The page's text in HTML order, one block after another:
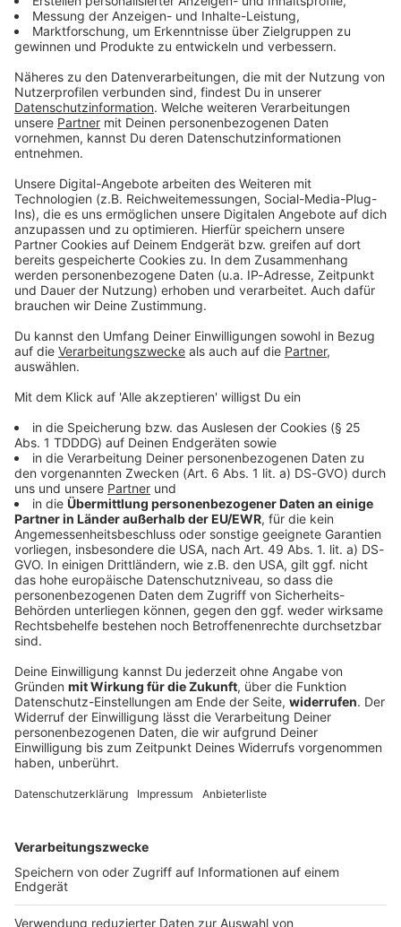
Du möchtest uns etwas sagen?
Kontaktformular
Sprachnachricht
© dpa-infocom, dpa:260116-930-553485/3
DAS KÖNNTE DICH AUCH INTERESSIEREN
Welt
zu streng
Vor einem Jahr setzte die Regierung ein Stoppsignal
an Menschen, die zu einem Angehörigen mit
eingeschränktem Schutzstatus in Deutschland
Koalitionspartner.
DEINE GEMERKTEN ARTIKEL
Du hast dir noch keine Artikel gemerkt